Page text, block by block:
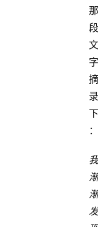
那
段
文
字
摘
录
下
：
我
渐
渐
发